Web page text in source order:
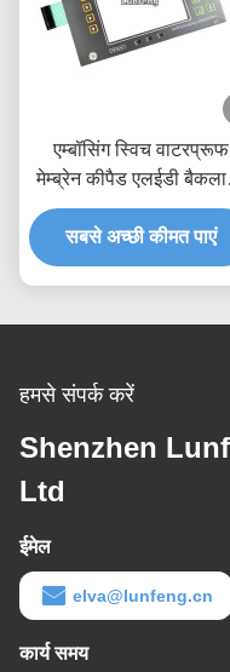
एम्बॉसिंग स्विच वाटरप्रूफ
मेम्ब्रेन कीपैड एलईडी
एलसीडी विंडो
सबसे अच्छी कीमत पाएं
हमसे संपर्क करें
Shenzhen
Ltd
ईमेल
elva@lunfeng.cn
कार्य समय